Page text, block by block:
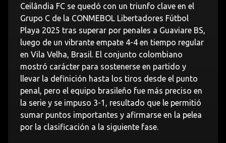
Ceilândia FC se quedó con un triunfo clave en el
Grupo C de la CONMEBOL Libertadores Fútbol
Playa 2025 tras superar por penales a Guaviare BS,
luego de un vibrante empate 4-4 en tiempo regular
en Vila Velha, Brasil. El conjunto colombiano
mostró carácter para sostenerse en partido y
llevar la definición hasta los tiros desde el punto
penal, pero el equipo brasileño fue más preciso en
la serie y se impuso 3-1, resultado que le permitió
sumar puntos importantes y afirmarse en la pelea
por la clasificación a la siguiente fase.